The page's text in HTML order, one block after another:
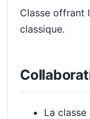
Classe offrant
classique.
La